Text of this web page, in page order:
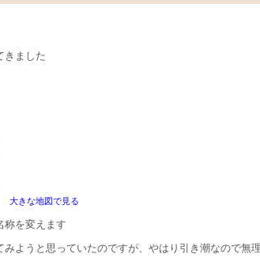
きました
大きな地図で見る
称を変えます
ようと思っていたのですが、やはり引き潮なので無